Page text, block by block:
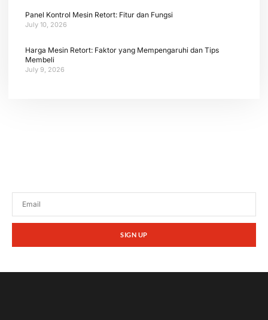
Panel Kontrol Mesin Retort: Fitur dan Fungsi
July 10, 2026
Harga Mesin Retort: Faktor yang Mempengaruhi dan Tips
Membeli
July 9, 2026
SIGN UP